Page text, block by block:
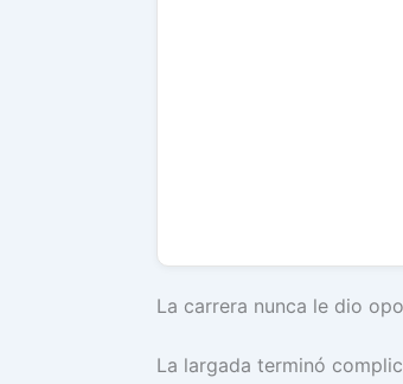
La carrera nunca le dio
La largada terminó